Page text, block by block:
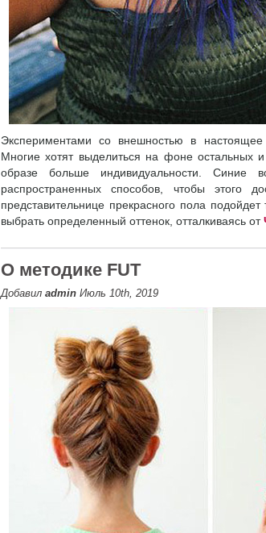
Экспериментами со внешностью в
Многие хотят выделиться на фоне остальных
образе больше индивидуальности.
распространенных способов, чтобы этого
представительнице прекрасного пола
выбрать определенный оттенок, отталкиваясь от
О методике FUT
Добавил admin Июль 10th, 2019